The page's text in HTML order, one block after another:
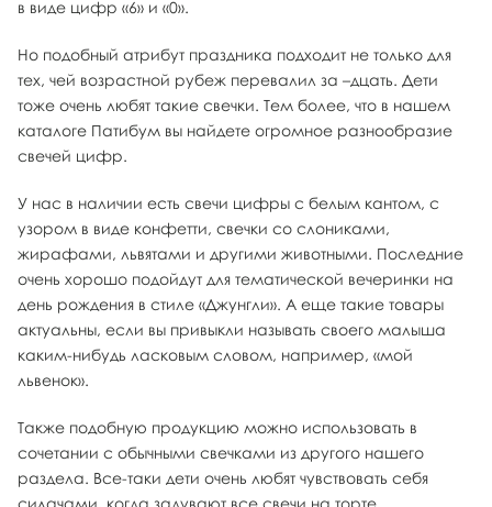
в виде цифр «6» и «0».
Но подобный атрибут праздника подходит не только для
тех, чей возрастной рубеж перевалил за –дцать. Дети
тоже очень любят такие свечки. Тем более, что в нашем
каталоге Патибум вы найдете огромное разнообразие
свечей цифр.
У нас в наличии есть свечи цифры с белым кантом, с
узором в виде конфетти, свечки со слониками,
жирафами, львятами и другими животными. Последние
очень хорошо подойдут для тематической вечеринки на
день рождения в стиле «Джунгли». А еще такие товары
актуальны, если вы привыкли называть своего малыша
каким-нибудь ласковым словом, например, «мой
львенок».
Также подобную продукцию можно использовать в
сочетании с обычными свечками из другого нашего
раздела. Все-таки дети очень любят чувствовать себя
силачами, когда задувают все свечи на торте.